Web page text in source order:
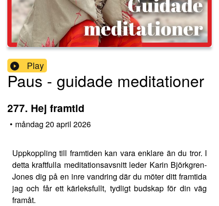
Play
Paus - guidade meditationer
277. Hej framtid
• måndag 20 april 2026
Uppkoppling till framtiden kan vara enklare än du tror. I
detta kraftfulla meditationsavsnitt leder Karin Björkgren-
Jones dig på en inre vandring där du möter ditt framtida
jag och får ett kärleksfullt, tydligt budskap för din väg
framåt.